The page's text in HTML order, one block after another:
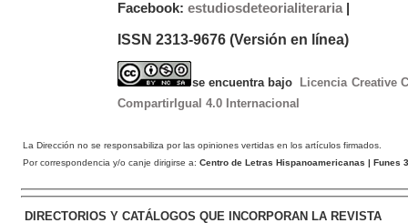
Facebook: estudiosdeteorialiteraria|
ISSN 2313-9676 (Versión en línea)
se encuentra bajo
Licencia Creative
CompartirIgual 4.0 Internacional
La Dirección no se responsabiliza por las opiniones vertidas en los artículos firmados.
Por correspondencia y/o canje dirigirse a: Centro de Letras Hispanoamericanas | Funes
DIRECTORIOS Y CATÁLOGOS QUE INCORPORAN LA REVISTA